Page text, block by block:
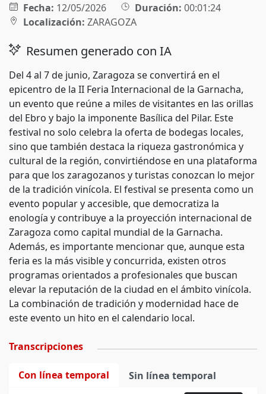
Fecha: 12/05/2026 Duración: 00:01:24
Localización: ZARAGOZA
Resumen generado con IA
Del 4 al 7 de junio, Zaragoza se convertirá en el
epicentro de la II Feria Internacional de la Garnacha,
un evento que reúne a miles de visitantes en las orillas
del Ebro y bajo la imponente Basílica del Pilar. Este
festival no solo celebra la oferta de bodegas locales,
sino que también destaca la riqueza gastronómica y
cultural de la región, convirtiéndose en una plataforma
para que los zaragozanos y turistas conozcan lo mejor
de la tradición vinícola. El festival se presenta como un
evento popular y accesible, que democratiza la
enología y contribuye a la proyección internacional de
Zaragoza como capital mundial de la Garnacha.
Además, es importante mencionar que, aunque esta
feria es la más visible y concurrida, existen otros
programas orientados a profesionales que buscan
elevar la reputación de la ciudad en el ámbito vinícola.
La combinación de tradición y modernidad hace de
este evento un hito en el calendario local.
Transcripciones
Con línea temporal Sin línea temporal